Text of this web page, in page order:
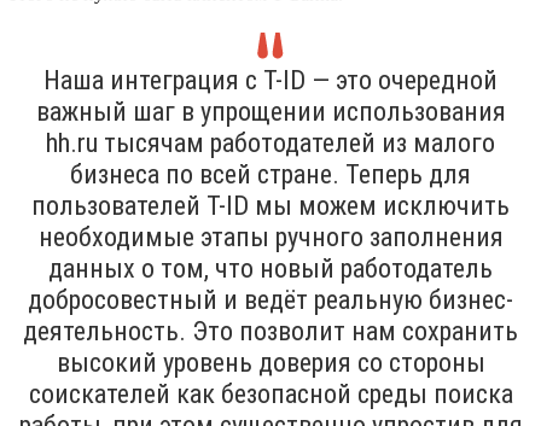
Наша интеграция с T-ID — это очередной
важный шаг в упрощении использования
hh.ru тысячам работодателей из малого
бизнеса по всей стране. Теперь для
пользователей T-ID мы можем исключить
необходимые этапы ручного заполнения
данных о том, что новый работодатель
добросовестный и ведёт реальную бизнес-
деятельность. Это позволит нам сохранить
высокий уровень доверия со стороны
соискателей как безопасной среды поиска